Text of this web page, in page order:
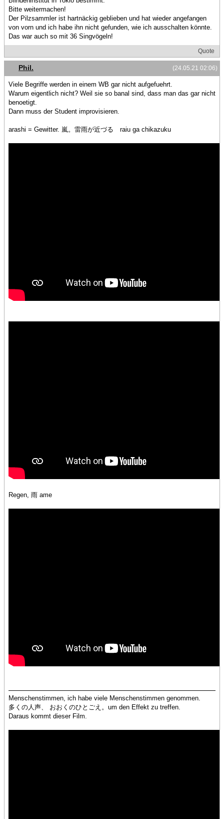
Bitte weitermachen!
Der Pilzsammler ist hartnäckig geblieben und hat wieder angefangen
von vorn und ich habe ihn nicht gefunden, wie ich ausschalten könnte.
Das war auch so mit 36 Singvögeln!
Quote
(24.05.21 02:06)
Phil.
Viele Begriffe werden in einem WB gar nicht aufgefuehrt.
Warum eigentlich nicht? Weil sie so banal sind, dass man das gar nicht
benoetigt.
Dann muss der Student improvisieren.
arashi = Gewitter. 嵐。雷雨が近づる raiu ga chikazuku
Regen, 雨 ame
Menschenstimmen, ich habe viele Menschenstimmen genommen.
多くの人声、 おおくのひとごえ。um den Effekt zu treffen.
Daraus kommt dieser Film.